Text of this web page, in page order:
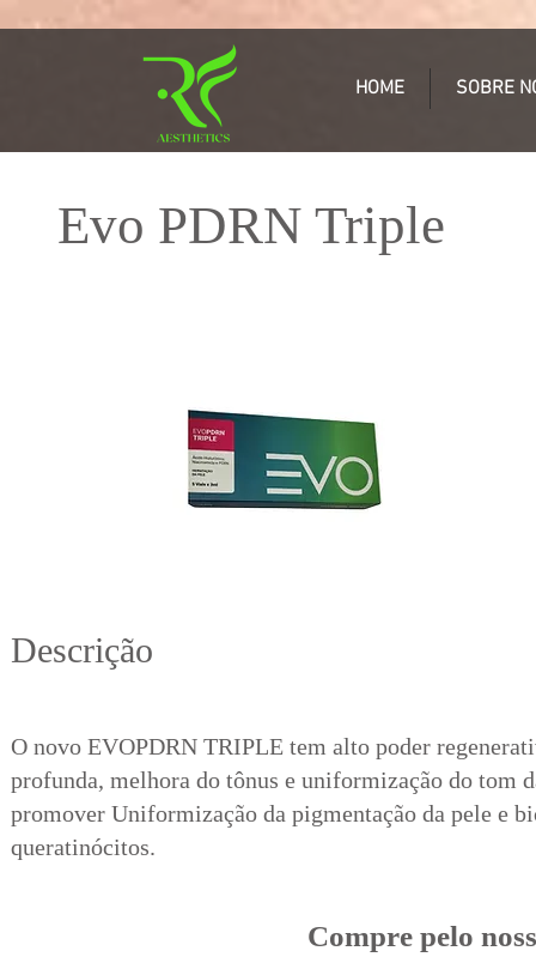
HOME SOBRE
Evo PDRN Triple
​Descrição
O novo EVOPDRN TRIPLE tem alto poder
profunda, melhora do tônus e uniformização do tom
promover Uniformização da pigmentação da pele e
queratinócitos.
Compre pelo